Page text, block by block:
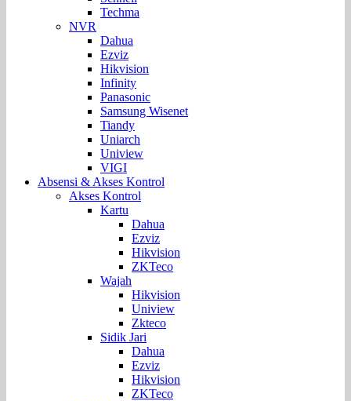
Techma
NVR
Dahua
Ezviz
Hikvision
Infinity
Panasonic
Samsung Wisenet
Tiandy
Uniarch
Uniview
VIGI
Absensi & Akses Kontrol
Akses Kontrol
Kartu
Dahua
Ezviz
Hikvision
ZKTeco
Wajah
Hikvision
Uniview
Zkteco
Sidik Jari
Dahua
Ezviz
Hikvision
ZKTeco